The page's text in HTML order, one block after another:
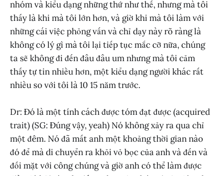
nhóm và kiểu dạng những thứ như thế, nhưng mà tôi
thấy là khi mà tôi lớn hơn, và giờ khi mà tôi làm với
những cái việc phỏng vấn và chỉ dạy này rõ ràng là
không có lý gì mà tôi lại tiếp tục mắc cỡ nữa, chúng
ta sẽ không đi đến đâu đâu um nhưng mà tôi cảm
thấy tự tin nhiều hơn, một kiểu dạng người khác rất
nhiều so với tôi là 10 15 năm trước.
Dr: Đó là một tính cách được tóm đạt được (acquired
trait) (SG: Đúng vậy, yeah) Nó không xảy ra qua chỉ
một đêm. Nó đã mất anh một khoảng thời gian nào
đó để mà di chuyển ra khỏi vỏ bọc của anh và đến và
đối mặt với công chúng và giờ anh có thể làm được